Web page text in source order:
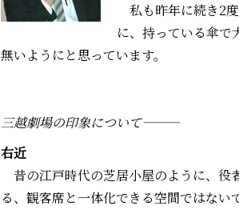
私も昨年に続き2
に、持っている傘
無いようにと思っています。
三越劇場の印象について―――
右近―――
昔の江戸時代の芝居小屋のように、役
る、観客席と一体化できる空間ではな